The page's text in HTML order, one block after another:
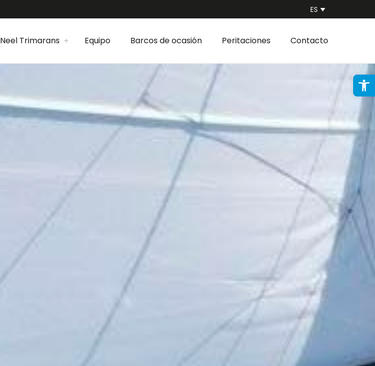
ES
Neel Trimarans Equipo Barcos de ocasión Peritaciones Contacto